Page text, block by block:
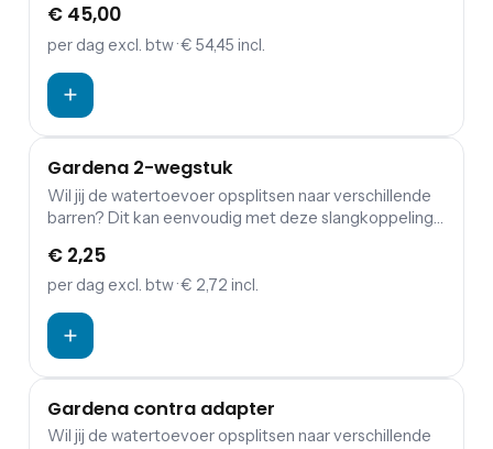
€ 45,00
per dag excl. btw· € 54,45 incl.
Gardena 2-wegstuk
Wil jij de watertoevoer opsplitsen naar verschillende
barren? Dit kan eenvoudig met deze slangkoppeling
€ 2,25
per dag excl. btw· € 2,72 incl.
Gardena contra adapter
Wil jij de watertoevoer opsplitsen naar verschillende